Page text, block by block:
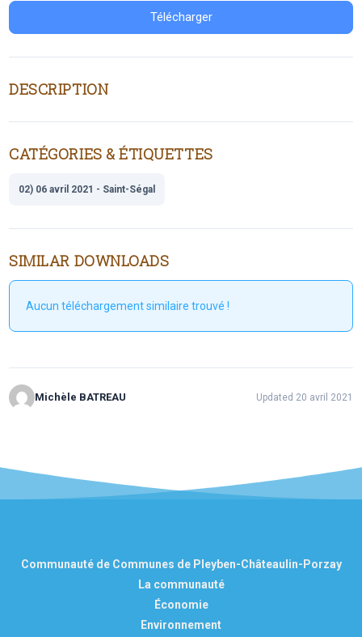
Télécharger
DESCRIPTION
CATÉGORIES & ÉTIQUETTES
02) 06 avril 2021 - Saint-Ségal
SIMILAR DOWNLOADS
Aucun téléchargement similaire trouvé !
Michèle BATREAU Updated 20 avril 2021
Communauté de Communes de Pleyben-Châteaulin-Porzay
La communauté
Économie
Environnement